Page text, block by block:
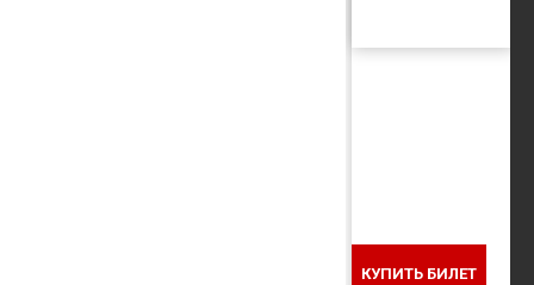
КУПИТЬ БИЛЕТ